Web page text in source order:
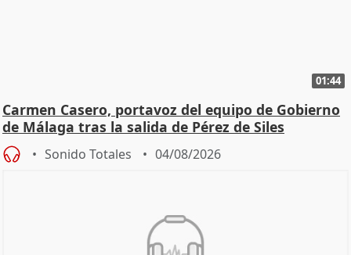
01:44
Carmen Casero, portavoz del equipo de Gobierno
de Málaga tras la salida de Pérez de Siles
Sonido Totales 04/08/2026